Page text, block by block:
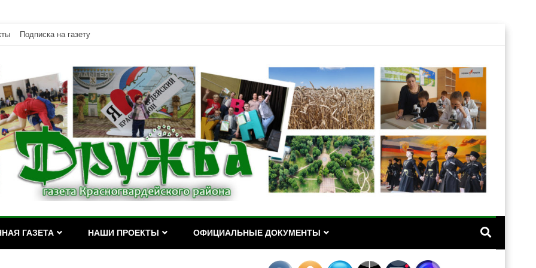
Подписка на газету
района РА
ГАЗЕТА НАШИ ПРОЕКТЫ ОФИЦИАЛЬНЫЕ ДОКУМЕНТЫ